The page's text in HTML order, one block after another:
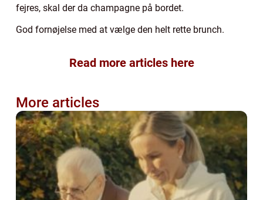
fejres, skal der da champagne på bordet.
God fornøjelse med at vælge den helt rette brunch.
Read more articles here
More articles